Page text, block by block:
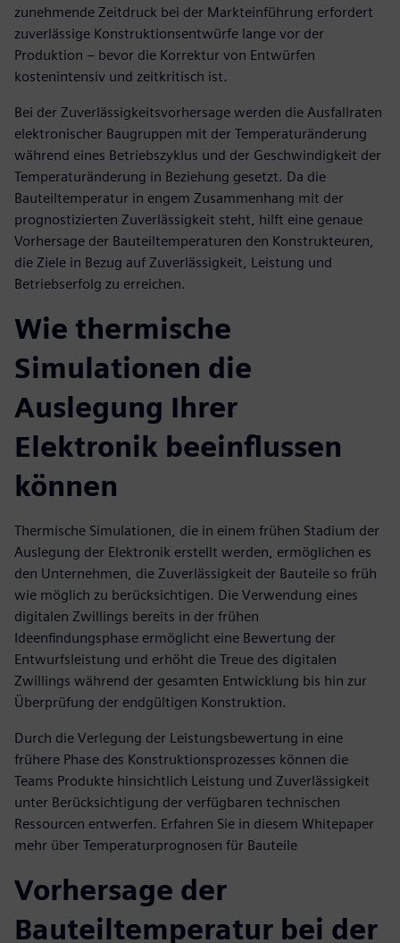
zunehmende Zeitdruck bei der Markteinführung erfordert
zuverlässige Konstruktionsentwürfe lange vor der
Produktion – bevor die Korrektur von Entwürfen
kostenintensiv und zeitkritisch ist.
Bei der Zuverlässigkeitsvorhersage werden die Ausfallraten
elektronischer Baugruppen mit der Temperaturänderung
während eines Betriebszyklus und der Geschwindigkeit der
Temperaturänderung in Beziehung gesetzt. Da die
Bauteiltemperatur in engem Zusammenhang mit der
prognostizierten Zuverlässigkeit steht, hilft eine genaue
Vorhersage der Bauteiltemperaturen den Konstrukteuren,
die Ziele in Bezug auf Zuverlässigkeit, Leistung und
Betriebserfolg zu erreichen.
Wie thermische
Simulationen die
Auslegung Ihrer
Elektronik beeinflussen
können
Thermische Simulationen, die in einem frühen Stadium der
Auslegung der Elektronik erstellt werden, ermöglichen es
den Unternehmen, die Zuverlässigkeit der Bauteile so früh
wie möglich zu berücksichtigen. Die Verwendung eines
digitalen Zwillings bereits in der frühen
Ideenfindungsphase ermöglicht eine Bewertung der
Entwurfsleistung und erhöht die Treue des digitalen
Zwillings während der gesamten Entwicklung bis hin zur
Überprüfung der endgültigen Konstruktion.
Durch die Verlegung der Leistungsbewertung in eine
frühere Phase des Konstruktionsprozesses können die
Teams Produkte hinsichtlich Leistung und Zuverlässigkeit
unter Berücksichtigung der verfügbaren technischen
Ressourcen entwerfen. Erfahren Sie in diesem Whitepaper
mehr über Temperaturprognosen für Bauteile
Vorhersage der
Bauteiltemperatur bei der